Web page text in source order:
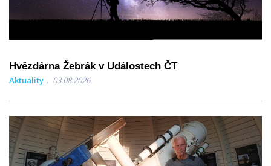
Hvězdárna Žebrák v Událostech ČT
Aktuality 03.08.2026